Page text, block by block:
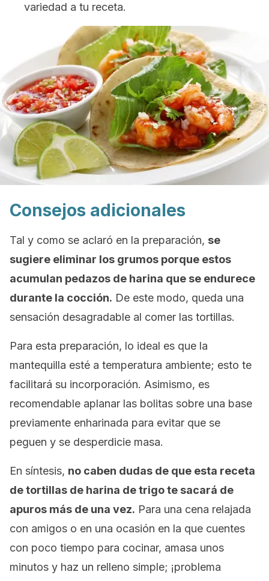
variedad a tu receta.
Consejos adicionales
Tal y como se aclaró en la preparación, se
sugiere eliminar los grumos porque estos
acumulan pedazos de harina que se endurece
durante la cocción. De este modo, queda una
sensación desagradable al comer las tortillas.
Para esta preparación, lo ideal es que la
mantequilla esté a temperatura ambiente; esto te
facilitará su incorporación. Asimismo, es
recomendable aplanar las bolitas sobre una base
previamente enharinada para evitar que se
peguen y se desperdicie masa.
En síntesis, no caben dudas de que esta receta
de tortillas de harina de trigo te sacará de
apuros más de una vez. Para una cena relajada
con amigos o en una ocasión en la que cuentes
con poco tiempo para cocinar, amasa unos
minutos y haz un relleno simple; ¡problema